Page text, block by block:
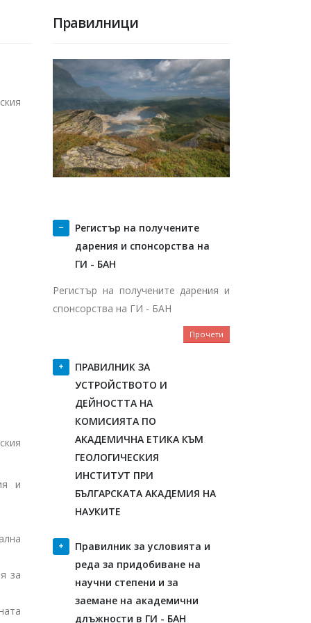
и
за
Правилници
Регистър на получените
дарения и спонсорства на
ГИ - БАН
Регистър на получените дарения и
спонсорства на ГИ - БАН
Прочети
ПРАВИЛНИК ЗА
УСТРОЙСТВОТО И
ДЕЙНОСТТА НА
КОМИСИЯТА ПО
АКАДЕМИЧНА ЕТИКА КЪМ
ГЕОЛОГИЧЕСКИЯ
ИНСТИТУТ ПРИ
БЪЛГАРСКАТА АКАДЕМИЯ НА
НАУКИТЕ
Правилник за условията и
реда за придобиване на
научни степени и за
заемане на академични
длъжности в ГИ - БАН